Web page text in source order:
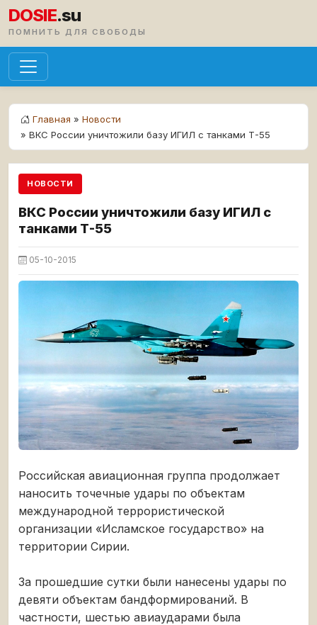
DOSIE.su
ПОМНИТЬ ДЛЯ СВОБОДЫ
Главная » Новости
» ВКС России уничтожили базу ИГИЛ с танками Т-55
НОВОСТИ
ВКС России уничтожили базу ИГИЛ с
танками Т-55
05-10-2015
Российская авиационная группа продолжает
наносить точечные удары по объектам
международной террористической
организации «Исламское государство» на
территории Сирии.
За прошедшие сутки были нанесены удары по
девяти объектам бандформирований. В
частности, шестью авиаударами была